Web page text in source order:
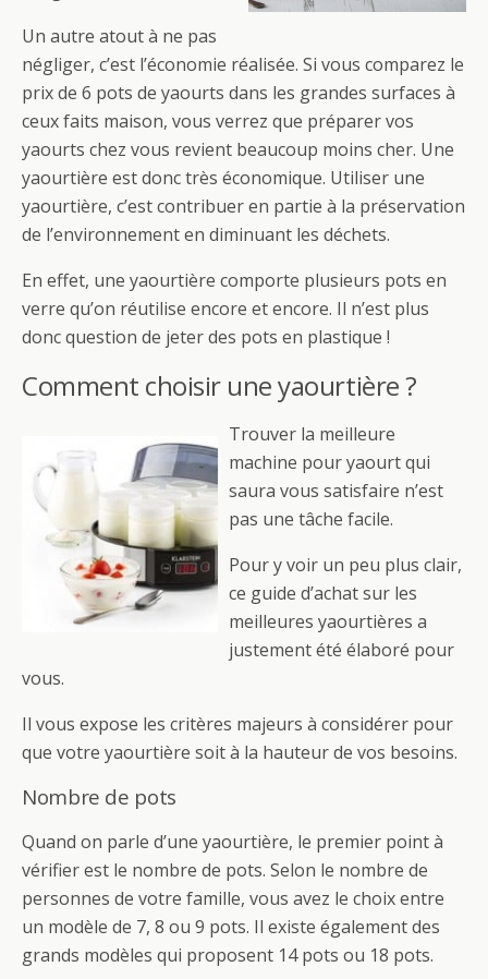
Un autre atout à ne pas
négliger, c’est l’économie réalisée. Si vous comparez le
prix de 6 pots de yaourts dans les grandes surfaces à
ceux faits maison, vous verrez que préparer vos
yaourts chez vous revient beaucoup moins cher. Une
yaourtière est donc très économique. Utiliser une
yaourtière, c’est contribuer en partie à la préservation
de l’environnement en diminuant les déchets.
En effet, une yaourtière comporte plusieurs pots en
verre qu’on réutilise encore et encore. Il n’est plus
donc question de jeter des pots en plastique !
Comment choisir une yaourtière ?
Trouver la meilleure
machine pour yaourt qui
saura vous satisfaire n’est
pas une tâche facile.
Pour y voir un peu plus clair,
ce guide d’achat sur les
meilleures yaourtières a
justement été élaboré pour
vous.
Il vous expose les critères majeurs à considérer pour
que votre yaourtière soit à la hauteur de vos besoins.
Nombre de pots
Quand on parle d’une yaourtière, le premier point à
vérifier est le nombre de pots. Selon le nombre de
personnes de votre famille, vous avez le choix entre
un modèle de 7, 8 ou 9 pots. Il existe également des
grands modèles qui proposent 14 pots ou 18 pots.